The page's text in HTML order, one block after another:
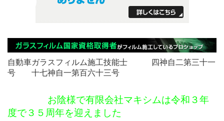
自動車ガラスフィルム施工技能士 四神自二第三十一
号 十七神自一第百六十三号
お陰様で有限会社マキシムは令和３年
度で３５周年を迎えました